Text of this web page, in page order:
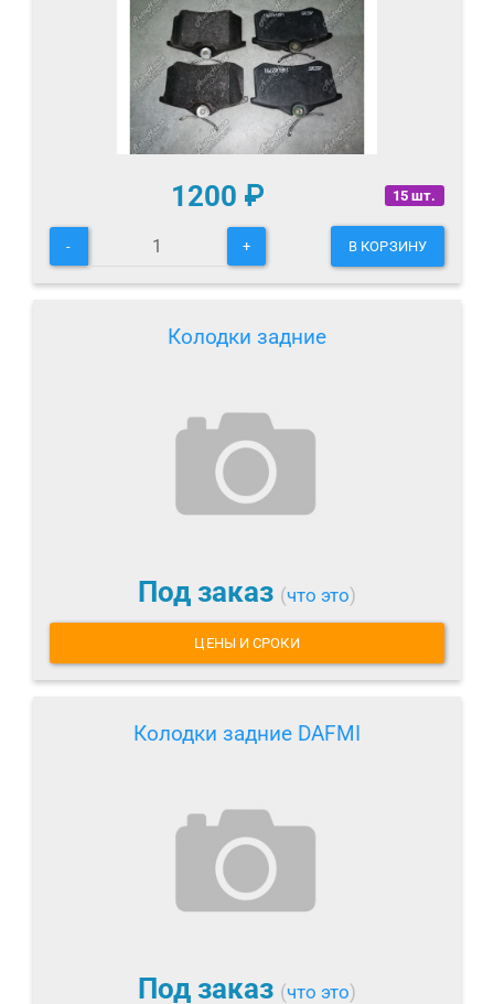
15 шт.
1200 ₽
- + В КОРЗИНУ
Колодки задние
Под заказ (что это)
ЦЕНЫ И СРОКИ
Колодки задние DAFMI
Под заказ (что это)